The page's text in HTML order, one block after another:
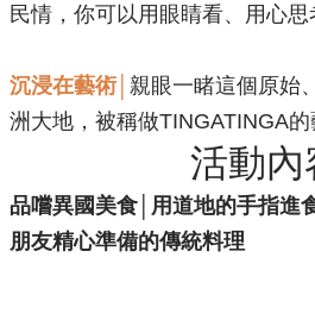
民情，你可以用眼睛看、用心
沉浸在藝術│ 親眼一睹這個原始
洲大地，被稱做TINGATINGA
活動內
品嚐異國美食│用道地的手指進
朋友精心準備的傳統料理